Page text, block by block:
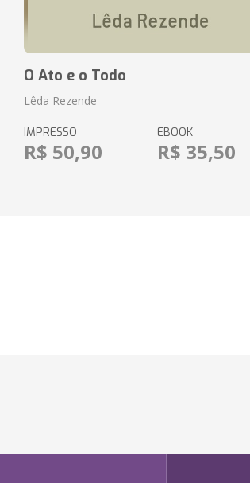
O Ato e o Todo
Lêda Rezende
IMPRESSO
R$ 50,90
EBOOK
R$ 35,50